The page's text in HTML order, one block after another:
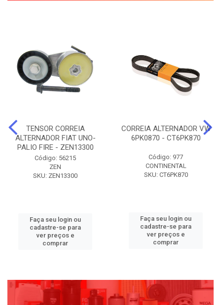
TENSOR CORREIA
ALTERNADOR FIAT UNO-
PALIO FIRE - ZEN13300
Código: 56215
ZEN
SKU: ZEN13300
Faça seu login ou
cadastre-se para
ver preços e
comprar
CORREIA ALTERNADOR VW
6PK0870 - CT6PK870
Código: 977
CONTINENTAL
SKU: CT6PK870
Faça seu login ou
cadastre-se para
ver preços e
comprar